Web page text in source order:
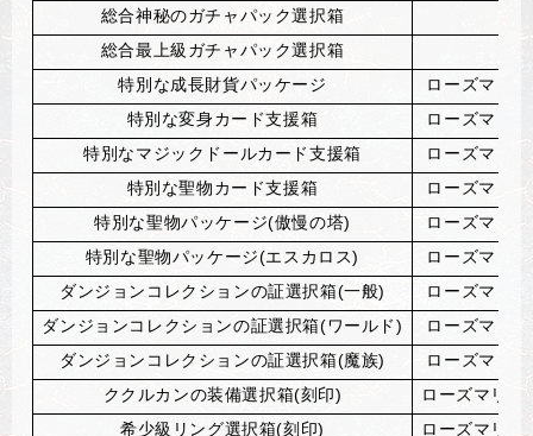
総合神秘のガチャパック選択箱
総合最上級ガチャパック選択箱
特別な成長財貨パッケージ
ローズマリ
特別な変身カード支援箱
ローズマリ
特別なマジックドールカード支援箱
ローズマリ
特別な聖物カード支援箱
ローズマリ
特別な聖物パッケージ(傲慢の塔)
ローズマリ
特別な聖物パッケージ(エスカロス)
ローズマリ
ダンジョンコレクションの証選択箱(一般)
ローズマリ
ダンジョンコレクションの証選択箱(ワールド)
ローズマリ
ダンジョンコレクションの証選択箱(魔族)
ローズマリ
ククルカンの装備選択箱(刻印)
ローズマリー
希少級リング選択箱(刻印)
ローズマリー